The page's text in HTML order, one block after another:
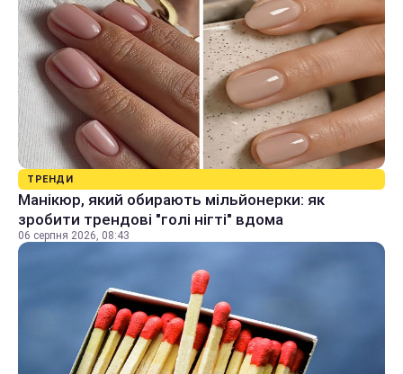
ТРЕНДИ
Манікюр, який обирають мільйонерки: як
зробити трендові "голі нігті" вдома
06 серпня 2026, 08:43